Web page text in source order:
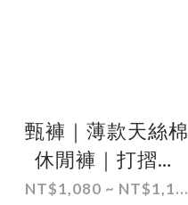
甄褲｜薄款天絲棉
休閒褲｜打摺高
腰・透氣吸汗
NT$1,080 ~ NT$1,1...